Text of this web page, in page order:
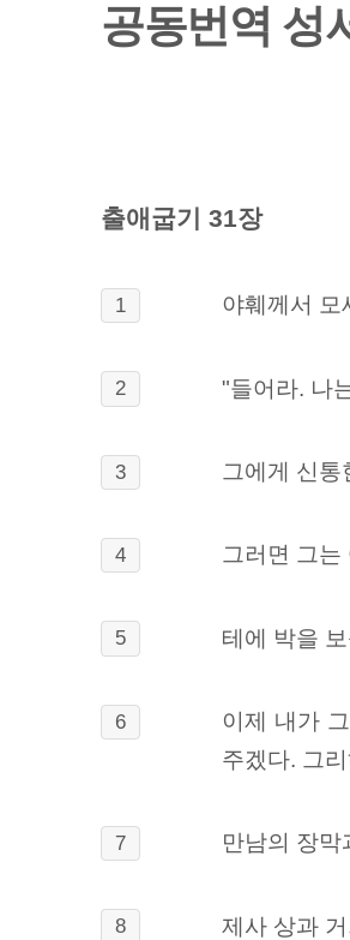
공동번역 성
출애굽기 31장
1 야훼께서 모
2 "들어라. 나
3 그에게 신
4 그러면 그는
5 테에 박을
6
이제 내가
주겠다. 그
7 만남의 장막
8 제사 상과